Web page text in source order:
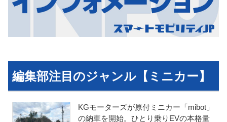
編集部注目のジャンル【ミニカー】
KGモーターズが原付ミニカー「mibot」
の納車を開始。ひとり乗りEVの本格量